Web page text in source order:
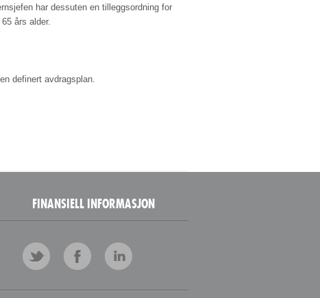
har dessuten en tilleggsordning for
års alder.
definert avdragsplan.
FINANSIELL INFORMASJON